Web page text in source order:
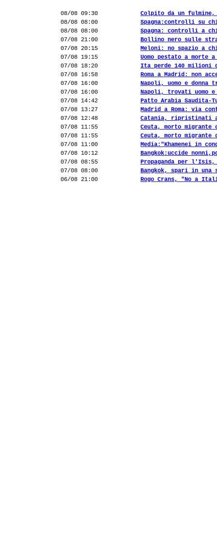
08/08 09:30
Colpito da un fulmine,
08/08 08:00
Spagna:controlli su
08/08 08:00
Spagna: controlli a
07/08 21:00
Bollino nero sulle
07/08 20:15
Meloni: no spazio a
07/08 19:15
Uomo pestato a morte
07/08 18:20
Ita perde 140 milioni
07/08 16:58
Roma a Madrid: non
07/08 16:00
Napoli, uomo e donna
07/08 16:00
Napoli, trovati uomo e
07/08 14:42
Patto Arabia Saudita-
07/08 13:27
Madrid a Roma: via
07/08 12:48
Catania, ripristinati
07/08 11:55
Ceuta, morto migrante
07/08 11:55
Ceuta, morto migrante
07/08 11:00
Media:"Khamenei in
07/08 10:12
Bangkok:uccide
07/08 08:55
Propaganda per l'Isis,
07/08 08:00
Bangkok, spari in
06/08 21:00
Rogo Crans, "No a